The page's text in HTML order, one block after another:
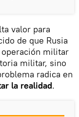
valor para
de que Rusia
militar
militar, sino
radica en
la realidad.